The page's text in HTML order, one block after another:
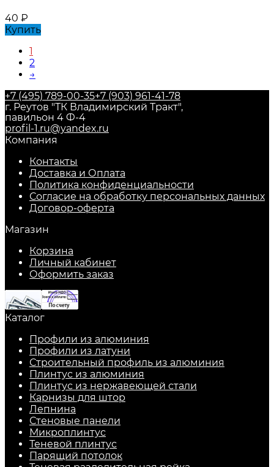
40 ₽
Купить
1
2
→
+7 (495) 789-00-35+7 (903) 961-41-78
г. Реутов "ТК Владимирский Тракт",
павильон 4 Ф-4
profil-1.ru@yandex.ru
Компания
Контакты
Доставка и Оплата
Политика конфиденциальности
Согласие на обработку персональных данных
Договор-оферта
Магазин
Корзина
Личный кабинет
Оформить заказ
Каталог
Профили из алюминия
Профили из латуни
Строительный профиль из алюминия
Плинтус из алюминия
Плинтус из нержавеющей стали
Карнизы для штор
Лепнина
Стеновые панели
Микроплинтус
Теневой плинтус
Парящий потолок